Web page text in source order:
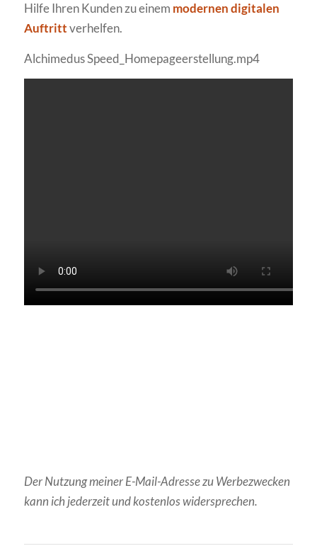
Hilfe Ihren Kunden zu einem modernen digitalen
Auftrittverhelfen.
Alchimedus Speed_Homepageerstellung.mp4
Der Nutzung meiner E-Mail-Adresse zu Werbezwecken
kann ich jederzeit und kostenlos widersprechen.